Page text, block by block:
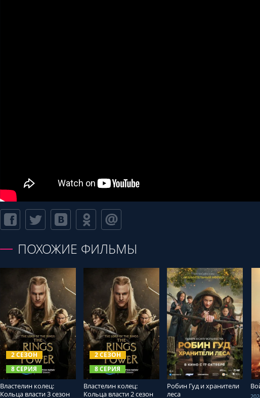
ПОХОЖИЕ ФИЛЬМЫ
2 СЕЗОН
8 СЕРИЯ
СМОТРЕТЬ ОНЛАЙН
Властелин колец:
Кольца власти 3 сезон
2 СЕЗОН
8 СЕРИЯ
СМОТРЕТЬ ОНЛАЙН
Властелин колец:
Кольца власти 2 сезон
СМОТРЕТЬ ОНЛАЙН
Робин Гуд и хранители
леса